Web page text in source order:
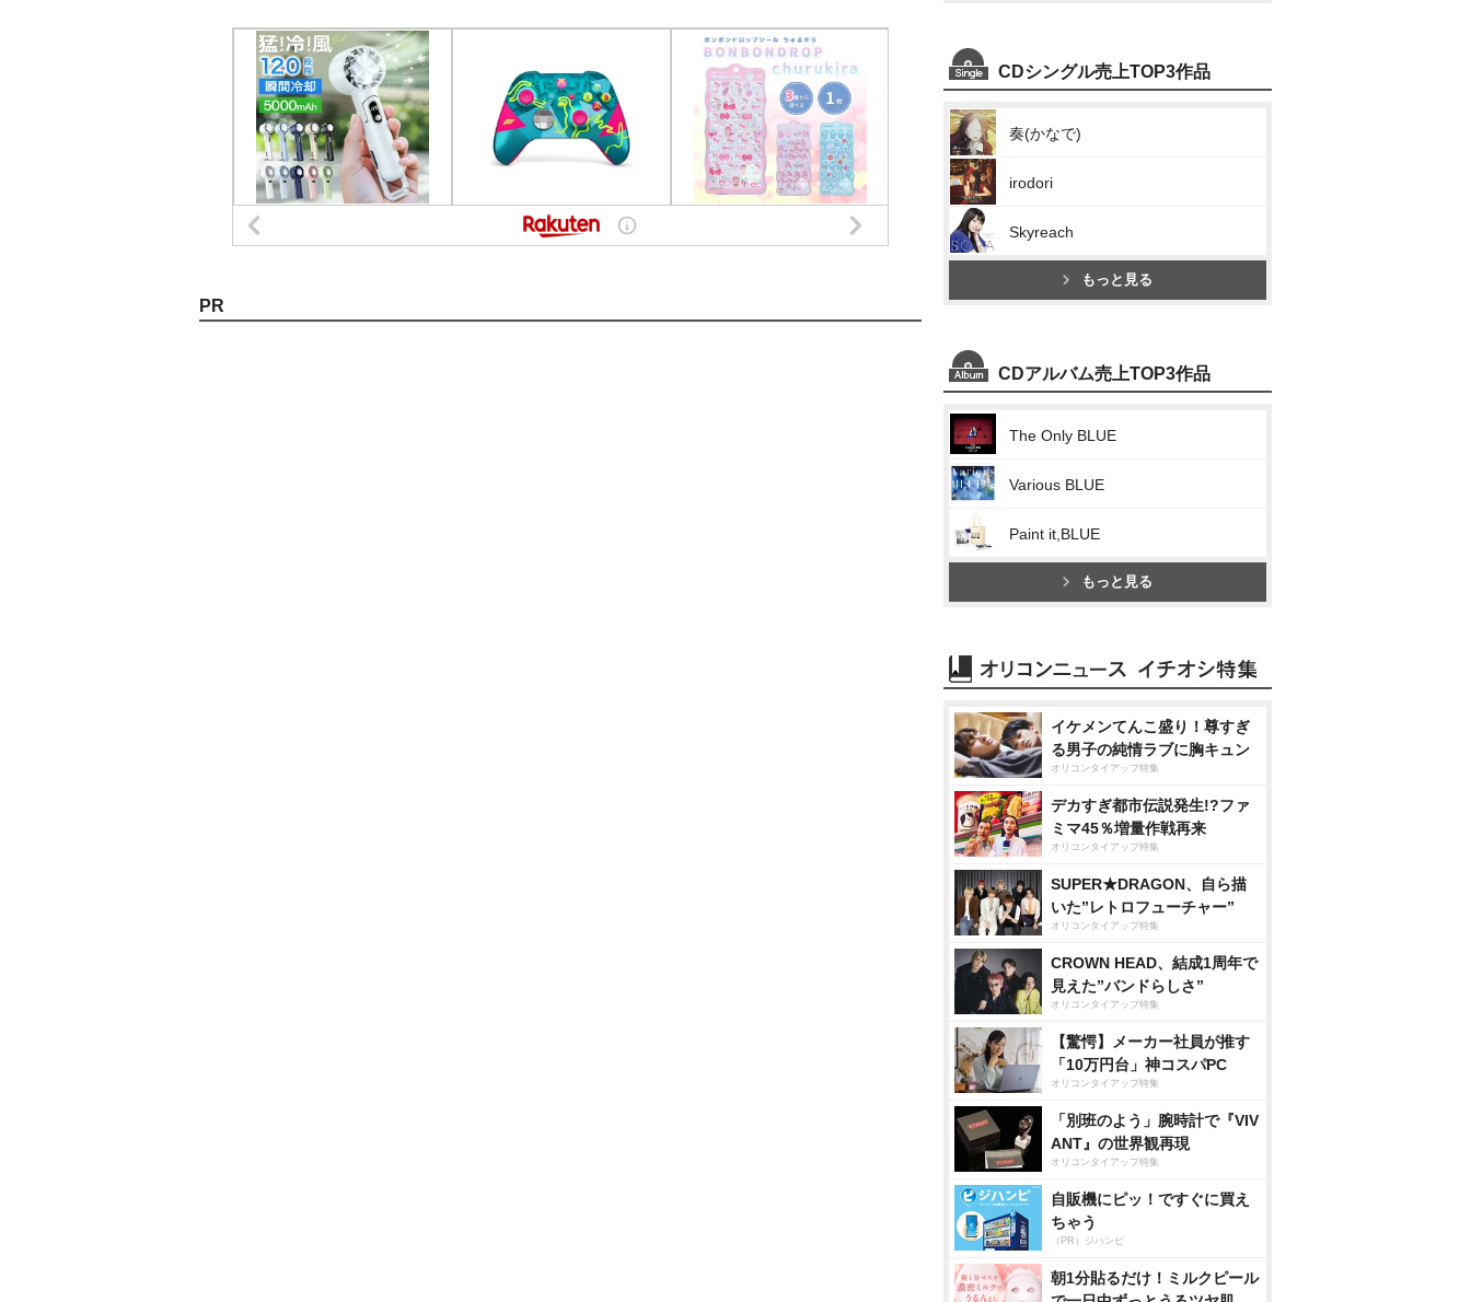
PR
CDシングル売上TOP3作品
奏(かなで)
irodori
Skyreach
もっと見る
CDアルバム売上TOP3作品
The Only BLUE
Various BLUE
Paint it,BLUE
もっと見る
イケメンてんこ盛り！尊すぎ
る男子の純情ラブに胸キュン
オリコンタイアップ特集
デカすぎ都市伝説発生!?ファ
ミマ45％増量作戦再来
オリコンタイアップ特集
SUPER★DRAGON、自ら描
いた”レトロフューチャー”
オリコンタイアップ特集
CROWN HEAD、結成1周年で
見えた”バンドらしさ”
オリコンタイアップ特集
【驚愕】メーカー社員が推す
「10万円台」神コスパPC
オリコンタイアップ特集
「別班のよう」腕時計で『VIV
ANT』の世界観再現
オリコンタイアップ特集
自販機にピッ！ですぐに買え
ちゃう
（PR）ジハンピ
朝1分貼るだけ！ミルクピール